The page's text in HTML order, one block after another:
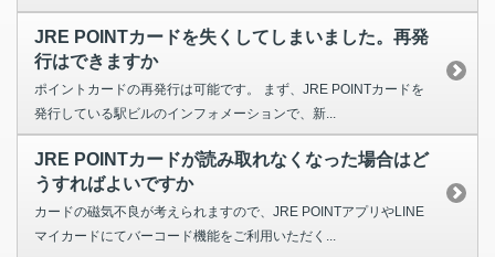
JRE POINTカードを失くしてしまいました。再発
行はできますか
ポイントカードの再発行は可能です。 まず、JRE POINTカードを
発行している駅ビルのインフォメーションで、新...
JRE POINTカードが読み取れなくなった場合はど
うすればよいですか
カードの磁気不良が考えられますので、JRE POINTアプリやLINE
マイカードにてバーコード機能をご利用いただく...